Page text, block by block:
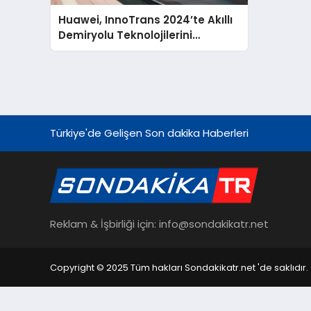
Huawei, InnoTrans 2024’te Akıllı
Demiryolu Teknolojilerini
Sergiliyor
Türkiye'de Gelişen Son dakika Haberleri
Reklam & İşbirliği için: info@sondakikatr.net
Copyright © 2025 Tüm hakları Sondakikatr.net 'de saklıdır.